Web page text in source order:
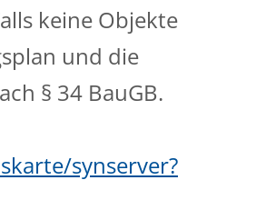
keine Objekte
und die
§ 34 BauGB.
synserver?